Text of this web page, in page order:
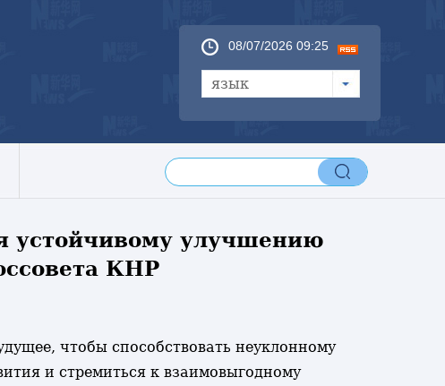
08/07/2026 09:25
язык
устойчивому улучшению
КНР
чтобы способствовать неуклонному
и стремиться к взаимовыгодному